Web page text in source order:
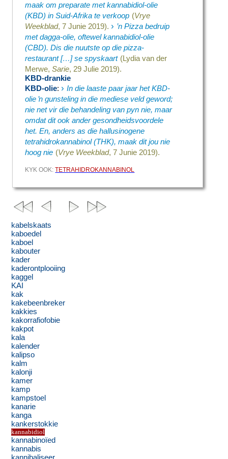
maak om preparate met kannabidiol-olie
(KBD) in Suid-Afrika te verkoop (Vrye
Weekblad, 7 Junie 2019). › ’n Pizza bedruip
met dagga-olie, oftewel kannabidiol-olie
(CBD). Dis die nuutste op die pizza-
restaurant […] se spyskaart (Lydia van der
Merwe,Sarie, 29 Julie 2019).
KBD-drankie
KBD-olie:› In die laaste paar jaar het KBD-
olie ŉ gunsteling in die mediese veld geword;
nie net vir die behandeling van pyn nie, maar
omdat dit ook ander gesondheidsvoordele
het. En, anders as die hallusinogene
tetrahidrokannabinol (THK), maak dit jou nie
hoog nie (Vrye Weekblad, 7 Junie 2019).
KYK OOK:TETRAHIDROKANNABINOL
kabelskaats
kaboedel
kaboel
kabouter
kader
kaderontplooiing
kaggel
KAI
kak
kakebeenbreker
kakkies
kakorrafiofobie
kakpot
kala
kalender
kalipso
kalm
kalonji
kamer
kamp
kampstoel
kanarie
kanga
kankerstokkie
kannabidiol
kannabinoïed
kannabis